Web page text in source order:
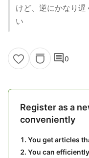
けど、逆にかなり
い
comment0
Register as a
conveniently
You get articles
You can